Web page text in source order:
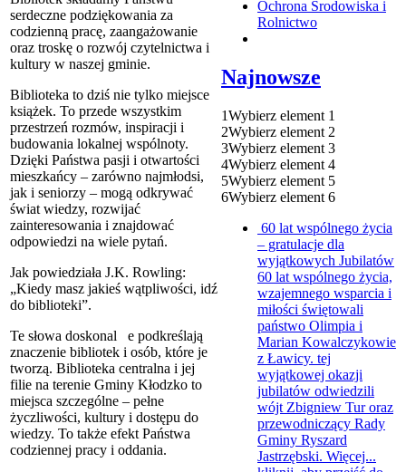
serdeczne podziękowania za
codzienną pracę, zaangażowanie
oraz troskę o rozwój czytelnictwa i
kultury w naszej gminie.
Biblioteka to dziś nie tylko miejsce
książek. To przede wszystkim
przestrzeń rozmów, inspiracji i
budowania lokalnej wspólnoty.
Dzięki Państwa pasji i otwartości
mieszkańcy – zarówno najmłodsi,
jak i seniorzy – mogą odkrywać
świat wiedzy, rozwijać
zainteresowania i znajdować
odpowiedzi na wiele pytań.
Jak powiedziała J.K. Rowling:
„Kiedy masz jakieś wątpliwości, idź
do biblioteki”.
Te słowa doskonal e podkreślają
znaczenie bibliotek i osób, które je
tworzą. Biblioteka centralna i jej
filie na terenie Gminy Kłodzko to
miejsca szczególne – pełne
życzliwości, kultury i dostępu do
wiedzy. To także efekt Państwa
codziennej pracy i oddania.
Ochrona Środowiska i
Rolnictwo
Najnowsze
1Wybierz element 1
2Wybierz element 2
3Wybierz element 3
4Wybierz element 4
5Wybierz element 5
6Wybierz element 6
60 lat wspólnego życia
– gratulacje dla
wyjątkowych Jubilatów
60 lat wspólnego życia,
wzajemnego wsparcia i
miłości świętowali
państwo Olimpia i
Marian Kowalczykowie
z Ławicy. tej
wyjątkowej okazji
jubilatów odwiedzili
wójt Zbigniew Tur oraz
przewodniczący Rady
Gminy Ryszard
Jastrzębski. Więcej...